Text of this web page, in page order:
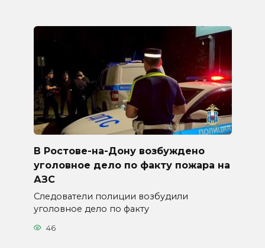
В Ростове-на-Дону возбуждено
уголовное дело по факту пожара на
АЗС
Следователи полиции возбудили
уголовное дело по факту
46